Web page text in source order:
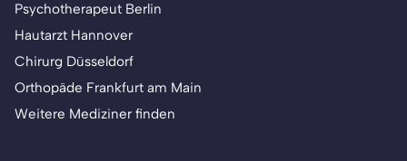
Psychotherapeut Berlin
Hautarzt Hannover
Chirurg Düsseldorf
Orthopäde Frankfurt am Main
Weitere Mediziner finden